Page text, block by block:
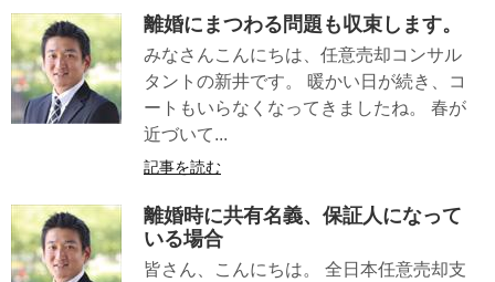
離婚にまつわる問題も収束します。
みなさんこんにちは、任意売却コンサル
タントの新井です。 暖かい日が続き、コ
ートもいらなくなってきましたね。 春が
近づいて...
記事を読む
離婚時に共有名義、保証人になって
いる場合
皆さん、こんにちは。 全日本任意売却支